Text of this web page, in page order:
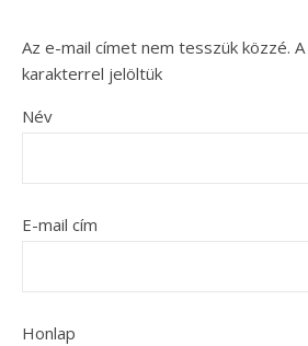
Az e-mail címet nem tesszük közzé.
karakterrel jelöltük
Név
E-mail cím
Honlap